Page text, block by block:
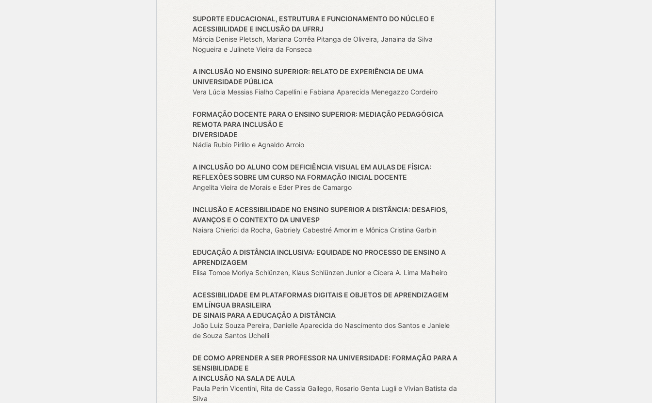
SUPORTE EDUCACIONAL, ESTRUTURA E FUNCIONAMENTO DO NÚCLEO E
ACESSIBILIDADE E INCLUSÃO DA UFRRJ
Márcia Denise Pletsch, Mariana Corrêa Pitanga de Oliveira, Janaina da Silva
Nogueira e Julinete Vieira da Fonseca
A INCLUSÃO NO ENSINO SUPERIOR: RELATO DE EXPERIÊNCIA DE UMA
UNIVERSIDADE PÚBLICA
Vera Lúcia Messias Fialho Capellini e Fabiana Aparecida Menegazzo Cordeiro
FORMAÇÃO DOCENTE PARA O ENSINO SUPERIOR: MEDIAÇÃO PEDAGÓGICA
REMOTA PARA INCLUSÃO E
DIVERSIDADE
Nádia Rubio Pirillo e Agnaldo Arroio
A INCLUSÃO DO ALUNO COM DEFICIÊNCIA VISUAL EM AULAS DE FÍSICA:
REFLEXÕES SOBRE UM CURSO NA FORMAÇÃO INICIAL DOCENTE
Angelita Vieira de Morais e Eder Pires de Camargo
INCLUSÃO E ACESSIBILIDADE NO ENSINO SUPERIOR A DISTÂNCIA: DESAFIOS,
AVANÇOS E O CONTEXTO DA UNIVESP
Naiara Chierici da Rocha, Gabriely Cabestré Amorim e Mônica Cristina Garbin
EDUCAÇÃO A DISTÂNCIA INCLUSIVA: EQUIDADE NO PROCESSO DE ENSINO A
APRENDIZAGEM
Elisa Tomoe Moriya Schlünzen, Klaus Schlünzen Junior e Cícera A. Lima Malheiro
ACESSIBILIDADE EM PLATAFORMAS DIGITAIS E OBJETOS DE APRENDIZAGEM
EM LÍNGUA BRASILEIRA
DE SINAIS PARA A EDUCAÇÃO A DISTÂNCIA
João Luiz Souza Pereira, Danielle Aparecida do Nascimento dos Santos e Janiele
de Souza Santos Uchelli
DE COMO APRENDER A SER PROFESSOR NA UNIVERSIDADE: FORMAÇÃO PARA A
SENSIBILIDADE E
A INCLUSÃO NA SALA DE AULA
Paula Perin Vicentini, Rita de Cassia Gallego, Rosario Genta Lugli e Vivian Batista da
Silva